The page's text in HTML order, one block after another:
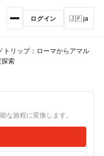
ログイン 🇯🇵 ja
トリップ：ローマからアマル
探索
な旅程に変換します。